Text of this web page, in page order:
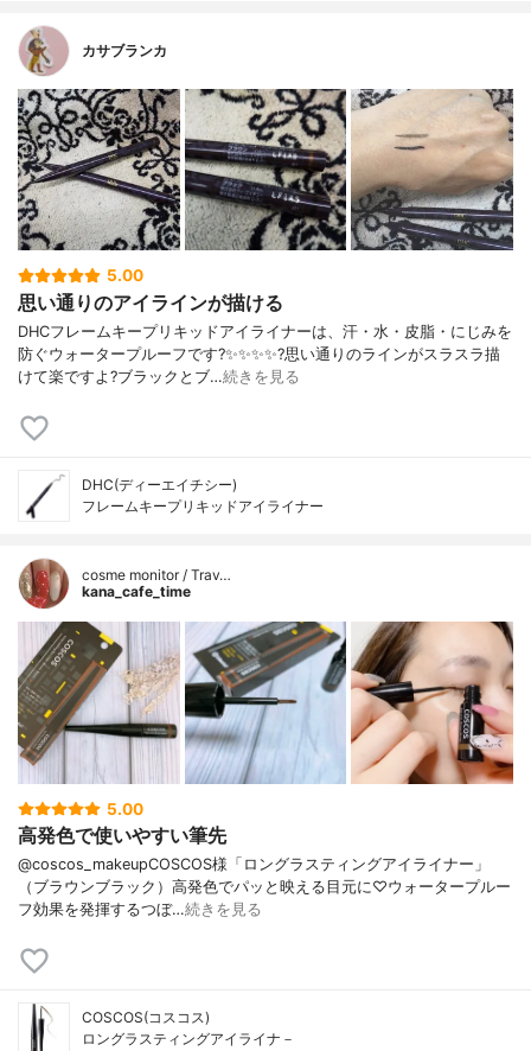
カサブランカ
5.00
思い通りのアイラインが描ける
DHCフレームキープリキッドアイライナーは、汗・水・皮脂・にじみを
防ぐウォータープルーフです?✨✨✨✨?️思い通りのラインがスラスラ描
けて楽ですよ?ブラックとブ…続きを見る
DHC(ディーエイチシー)
フレームキープリキッドアイライナー
cosme monitor / Trav…
kana_cafe_time
5.00
高発色で使いやすい筆先
@coscos_makeupCOSCOS様「ロングラスティングアイライナー」
（ブラウンブラック）高発色でパッと映える目元に♡ウォータープルー
フ効果を発揮するつぼ…続きを見る
COSCOS(コスコス)
ロングラスティングアイライナ－